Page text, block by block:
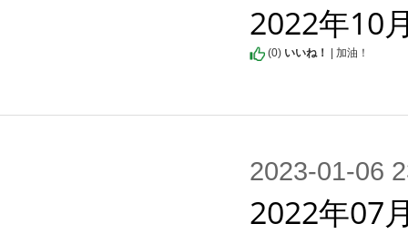
2022年10
(0) いいね！ | 加油！
2023-01-06
2022年07